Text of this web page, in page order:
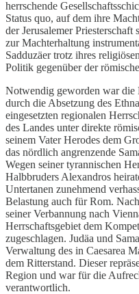
herrschende
Status quo, auf dem ihre
der Jerusalemer
zur Machterhaltung
Sadduzäer trotz ihres
Politik gegenüber der
Notwendig geworden war die
durch die Absetzung des
eingesetzten regionalen
des Landes unter direkte
seinem Vater Herodes dem
das nördlich angrenzende
Wegen seiner tyrannischen
Halbbruders Alexandros
Untertanen zunehmend
Belastung auch für Rom.
seiner Verbannung nach
Herrschaftsgebiet dem
zugeschlagen. Judäa und
Verwaltung des in Caesarea
dem Ritterstand. Dieser
Region und war für die
verantwortlich.